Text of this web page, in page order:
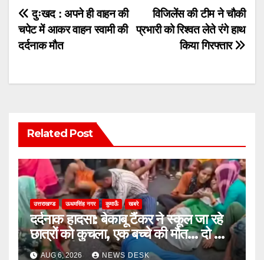
Post
navigation
विजिलेंस की टीम ने चौकी
प्रभारी को रिश्वत लेते रंगे हाथ
किया गिरफ्तार
दुःखद : अपने ही वाहन की
चपेट में आकर वाहन स्वामी की
दर्दनाक मौत
Related Post
उत्तराखण्ड ऊधमसिंह नगर कुमाऊँ खबरे
दर्दनाक हादसा: बेकाबू टैंकर ने स्कूल जा रहे
छात्रों को कुचला, एक बच्चे की मौत… दो की
हालत गंभीर
AUG 6, 2026 NEWS DESK